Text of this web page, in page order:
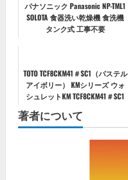
パナソニック Panasonic NP-TML1
SOLOTA 食器洗い乾燥機 食洗機
タンク式 工事不要
TOTO TCF8CKM41＃SC1（パステル
アイボリー） KMシリーズ ウォ
シュレットKM TCF8CKM41＃SC1
著者について